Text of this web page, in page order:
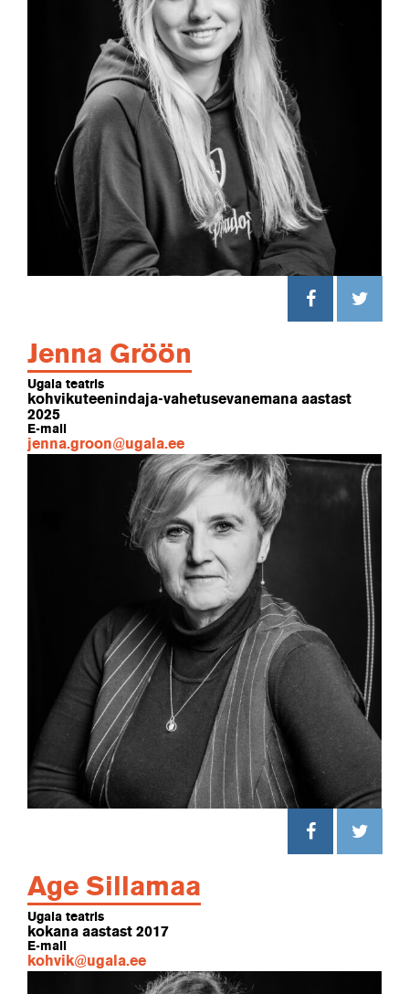
Jenna Gröön
Ugala teatris
kohvikuteenindaja-vahetusevanemana aastast
2025
E-mail
jenna.groon@ugala.ee
Age Sillamaa
Ugala teatris
kokana aastast 2017
E-mail
kohvik@ugala.ee